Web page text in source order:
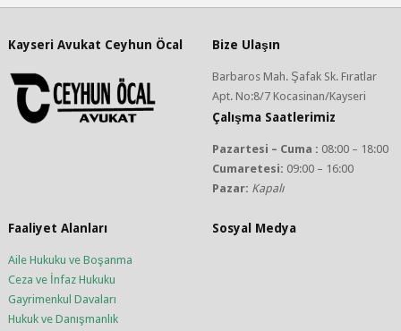
Kayseri Avukat Ceyhun Öcal Bize Ulaşın
Barbaros Mah. Şafak Sk. Fıratlar
Apt. No:8/7 Kocasinan/Kayseri
Çalışma Saatlerimiz
Pazartesi – Cuma : 08:00 – 18:00
Cumaretesi: 09:00 – 16:00
Pazar: Kapalı
Faaliyet Alanları
Aile Hukuku ve Boşanma
Ceza ve İnfaz Hukuku
Gayrimenkul Davaları
Hukuk ve Danışmanlık
Sosyal Medya